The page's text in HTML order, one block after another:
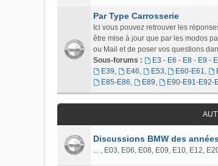
Par Type Carrosserie
Ici vous pouvez retrouver les
être mise à jour que par les modos
ou Mail et de poser vos questions
Sous-forums :
E3 - E6 - E8 - E9 -
E39, E46, E53, E60-E61,
E85-E86, E89, E90-E91-E92-
Discussions BMW des
... , E03, E06, E08, E09, E10, E12,